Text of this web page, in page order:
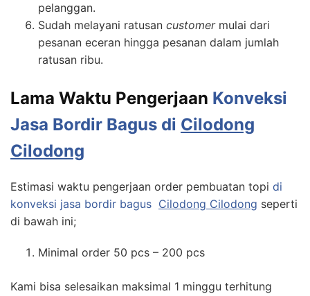
pelanggan.
Sudah melayani ratusan customermulai dari
pesanan eceran hingga pesanan dalam jumlah
ratusan ribu.
Lama Waktu Pengerjaan Konveksi
Jasa Bordir Bagus di Cilodong
Cilodong
Estimasi waktu pengerjaan order pembuatan topi di
konveksi jasa bordir bagus Cilodong Cilodong seperti
di bawah ini;
Minimal order 50 pcs – 200 pcs
Kami bisa selesaikan maksimal 1 minggu terhitung